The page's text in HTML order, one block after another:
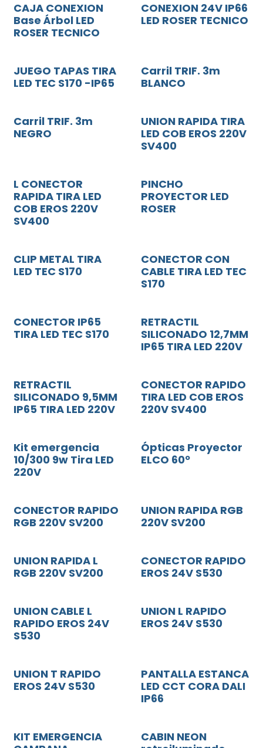
CAJA CONEXION
Base Árbol LED
ROSER TECNICO
CONEXION 24V IP66
LED ROSER TECNICO
JUEGO TAPAS TIRA
LED TEC S170 -IP65
Carril TRIF. 3m
BLANCO
Carril TRIF. 3m
NEGRO
UNION RAPIDA TIRA
LED COB EROS 220V
SV400
L CONECTOR
RAPIDA TIRA LED
COB EROS 220V
SV400
PINCHO
PROYECTOR LED
ROSER
CLIP METAL TIRA
LED TEC S170
CONECTOR CON
CABLE TIRA LED TEC
S170
CONECTOR IP65
TIRA LED TEC S170
RETRACTIL
SILICONADO 12,7MM
IP65 TIRA LED 220V
RETRACTIL
SILICONADO 9,5MM
IP65 TIRA LED 220V
CONECTOR RAPIDO
TIRA LED COB EROS
220V SV400
Kit emergencia
10/300 9w Tira LED
220V
Ópticas Proyector
ELCO 60º
CONECTOR RAPIDO
RGB 220V SV200
UNION RAPIDA RGB
220V SV200
UNION RAPIDA L
RGB 220V SV200
CONECTOR RAPIDO
EROS 24V S530
UNION CABLE L
RAPIDO EROS 24V
S530
UNION L RAPIDO
EROS 24V S530
UNION T RAPIDO
EROS 24V S530
PANTALLA ESTANCA
LED CCT CORA DALI
IP66
KIT EMERGENCIA
CABIN NEON